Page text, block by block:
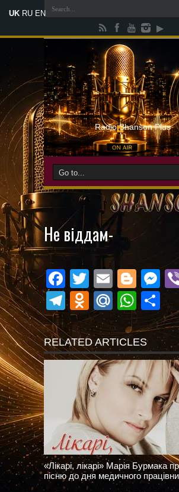
Radio Shanson Plus
Не віддам-
Facebook
Twitter
Email
TelegramMail.Ru
RELATED ARTICLES
«Лікарі, лікарі» Марія Бурмака
пісню до дня медичного
UK RU EN